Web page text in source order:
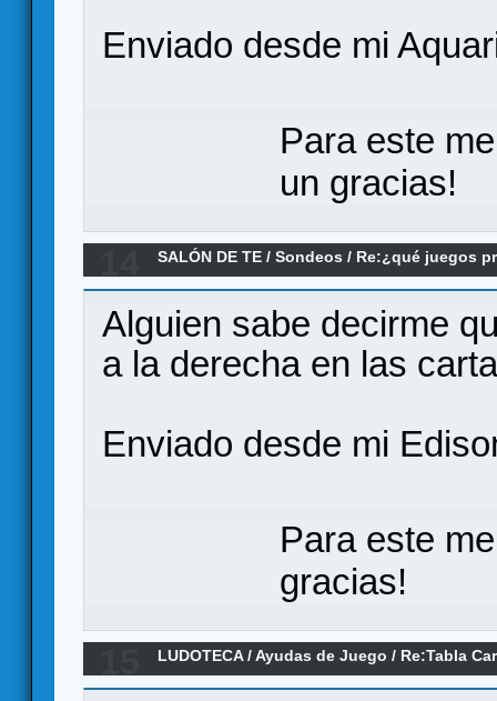
Enviado desde mi
Para este
un gracias!
SALÓN DE TE /Sondeos / Re:¿qué juegos
Alguien sabe decirme
a la derecha en las
Enviado desde mi
Para este
gracias!
LUDOTECA/Ayudas de Juego / Re:Tabla